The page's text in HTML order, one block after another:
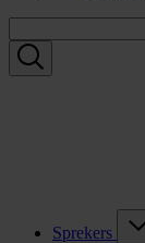
Sprekers